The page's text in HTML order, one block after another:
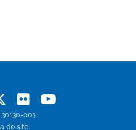
X Flickr
30130-003
do site